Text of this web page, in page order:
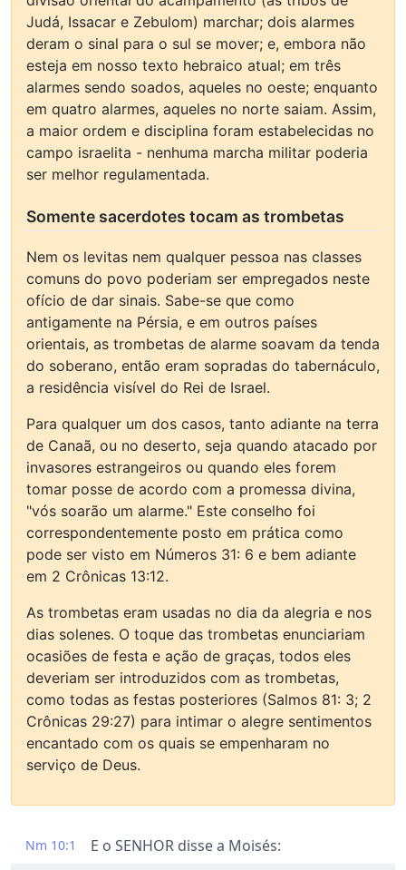
Judá, Issacar e Zebulom) marchar; dois alarmes
deram o sinal para o sul se mover; e, embora não
esteja em nosso texto hebraico atual; em três
alarmes sendo soados, aqueles no oeste; enquanto
em quatro alarmes, aqueles no norte saiam. Assim,
a maior ordem e disciplina foram estabelecidas no
campo israelita - nenhuma marcha militar poderia
ser melhor regulamentada.
Somente sacerdotes tocam as trombetas
Nem os levitas nem qualquer pessoa nas classes
comuns do povo poderiam ser empregados neste
ofício de dar sinais. Sabe-se que como
antigamente na Pérsia, e em outros países
orientais, as trombetas de alarme soavam da tenda
do soberano, então eram sopradas do tabernáculo,
a residência visível do Rei de Israel.
Para qualquer um dos casos, tanto adiante na terra
de Canaã, ou no deserto, seja quando atacado por
invasores estrangeiros ou quando eles forem
tomar posse de acordo com a promessa divina,
"vós soarão um alarme." Este conselho foi
correspondentemente posto em prática como
pode ser visto em Números 31: 6 e bem adiante
em 2 Crônicas 13:12.
As trombetas eram usadas no dia da alegria e nos
dias solenes. O toque das trombetas enunciariam
ocasiões de festa e ação de graças, todos eles
deveriam ser introduzidos com as trombetas,
como todas as festas posteriores (Salmos 81: 3; 2
Crônicas 29:27) para intimar o alegre sentimentos
encantado com os quais se empenharam no
serviço de Deus.
Nm 10:1 E o SENHOR disse a Moisés: